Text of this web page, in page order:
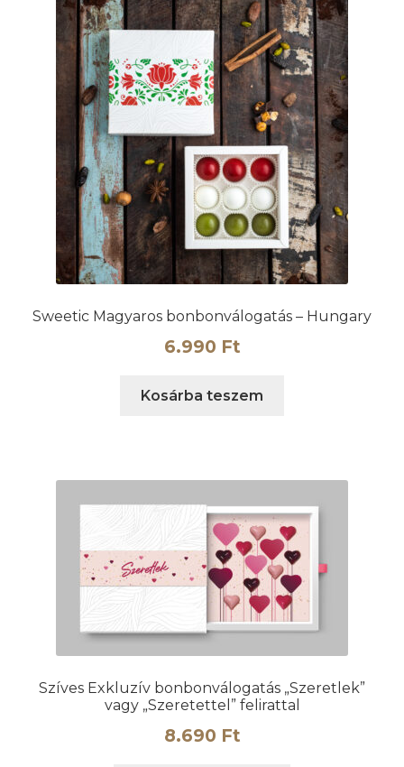
Sweetic Magyaros bonbonválogatás – Hungary
6.990 Ft
Kosárba teszem
Szíves Exkluzív bonbonválogatás „Szeretlek”
vagy „Szeretettel” felirattal
8.690 Ft